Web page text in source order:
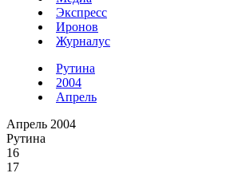
Экспресс
Иронов
Журналус
Рутина
2004
Апрель
Апрель 2004
Рутина
16
17